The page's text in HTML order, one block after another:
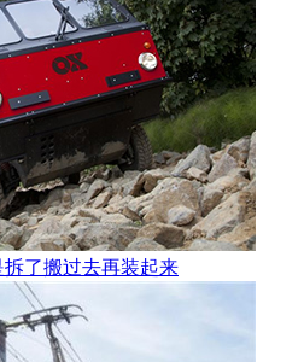
了搬过去再装起来